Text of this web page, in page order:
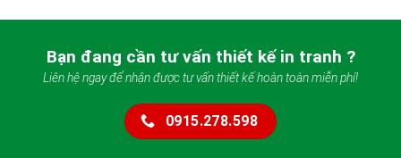
Bạn đang cần tư vấn thiết kế in tranh ?
Liên hệ ngay để nhận được tư vấn thiết kế hoàn toàn miễn phí!
0915.278.598